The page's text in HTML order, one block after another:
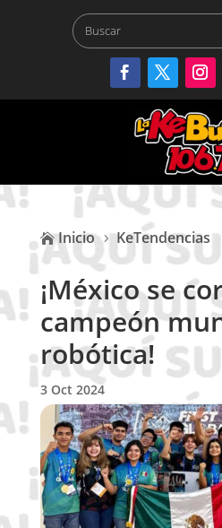
 Inicio 5 KeTendencias
¡México se
campeón
robótica!
3 Oct 2024